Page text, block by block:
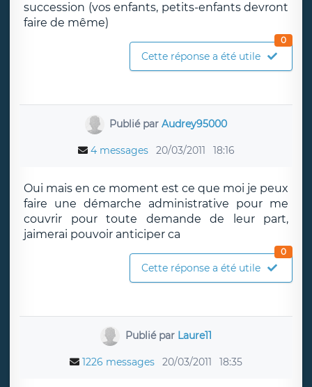
succession (vos enfants, petits-enfants devront
faire de même)
Cette réponse a été utile
0
Publié parAudrey95000
4 messages 20/03/2011 18:16
Oui mais en ce moment est ce que moi je peux
faire une démarche administrative pour me
couvrir pour toute demande de leur part,
jaimerai pouvoir anticiper ca
Cette réponse a été utile
0
Publié par Laure11
1226 messages 20/03/2011 18:35